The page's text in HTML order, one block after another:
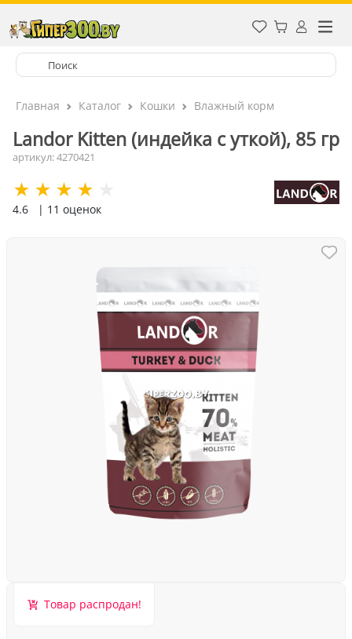
Главная Каталог Кошки Влажный корм
Landor Kitten (индейка с уткой), 85 гр
артикул: 4270421
4.6 | 11 оценок
Товар распродан!